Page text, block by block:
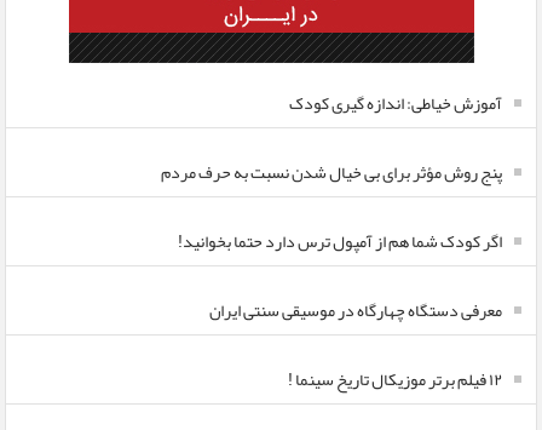
آموزش خیاطی: اندازه گیری کودک
پنج روش مؤثر برای بی خیال شدن نسبت به حرف مردم
اگر کودک شما هم از آمپول ترس دارد حتما بخوانید!
معرفی دستگاه چهارگاه در موسیقی سنتی ایران
۱۲ فیلم برتر موزیکال تاریخ سینما !